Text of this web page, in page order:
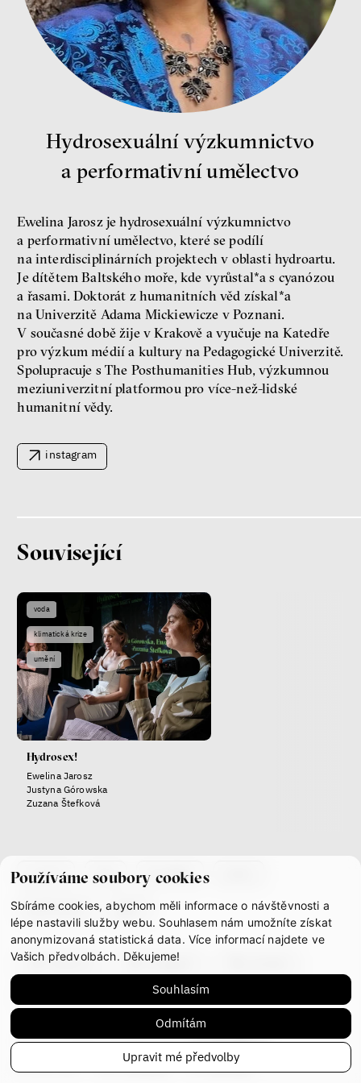
Používáme soubory cookies
Sbíráme cookies, abychom měli informace o návštěvnosti a
lépe nastavili služby webu. Souhlasem nám umožníte získat
anonymizovaná statistická data. Více informací najdete ve
Vašich předvolbách. Děkujeme!
Souhlasím
Odmítám
Upravit mé předvolby
Jeffrey A. Winters
Petr Bittner
Nová pravidla
Miroslav Palanský
Lucie Trlifajová
Kateřina Smejkalová
nerovnost ekonomika
Fotogalerie IF 2025
Seznamky, skinnyTok a nový
konzervatismus: mapa
současných vztahů a online
seznamek
láska
Nová pravidla – o světě
pro jedno procento
Lucií Trlifajovou
Jakub Rákosník
Ondřej Slačálek
Miroslav Palanský
Lucie Trlifajová
Hydrosexuální výzkumnictvo
a performativní umělectvo
Ewelina Jarosz je hydrosexuální výzkumnictvo
a performativní umělectvo, které se podílí
na interdisciplinárních projektech v oblasti hydroartu.
Je dítětem Baltského moře, kde vyrůstal*a s cyanózou
a řasami. Doktorát z humanitních věd získal*a
na Univerzitě Adama Mickiewicze v Poznani.
V současné době žije v Krakově a vyučuje na Katedře
pro výzkum médií a kultury na Pedagogické Univerzitě.
Spolupracuje s The Posthumanities Hub, výzkumnou
meziuniverzitní platformou pro více-než-lidské
humanitní vědy.
instagram
Související
voda
klimatická krize
umění
Hydrosex!
Ewelina Jarosz
Justyna Górowska
Zuzana Štefková
co je if tým kontakty
partnerství gdpr
facebook instagram
This work is licensed underCC BY-NC-ND 4.0
HMS Design Code: S2 STUDIO